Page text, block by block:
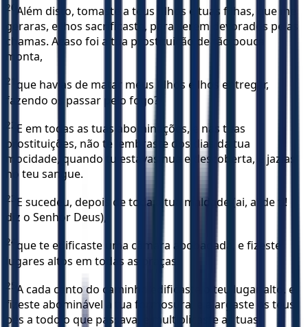
20 Além disto, tomaste a teus filhos e tuas filhas, que me
geraras, e lhos sacrificaste, para serem devorados pelas
chamas. Acaso foi a tua prostituição de tão pouca
monta,
21
que havias de matar meus filhos e lhos entregar,
fazendo os passar pelo fogo?
22 E em todas as tuas abominações, e nas tuas
prostituições, não te lembraste dos dias da tua
mocidade, quando tu estavas nua e descoberta, e jazias
no teu sangue.
23 E sucedeu, depois de toda a tua maldade (ai, ai de ti!
diz o Senhor Deus),
24 que te edificaste uma câmara abobadada, e fizeste
lugares altos em todas as praças.
25 A cada canto do caminho edificaste o teu lugar alto, e
fizeste abominável a tua formosura, e alargaste os teus
pés a todo o que passava, e multiplicaste as tuas